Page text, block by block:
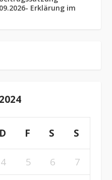
Erklärung im
D F S S
4 5 6
7